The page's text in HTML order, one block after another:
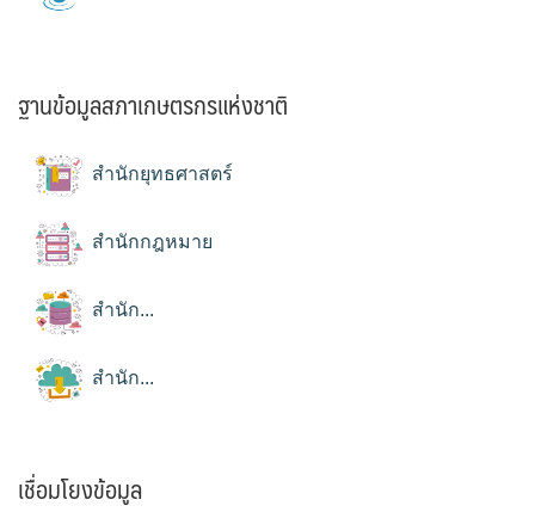
ฐานข้อมูลสภาเกษตรกรแห่งชาติ
สำนักยุทธศาสตร์
สำนักกฎหมาย
สำนัก...
สำนัก...
เชื่อมโยงข้อมูล